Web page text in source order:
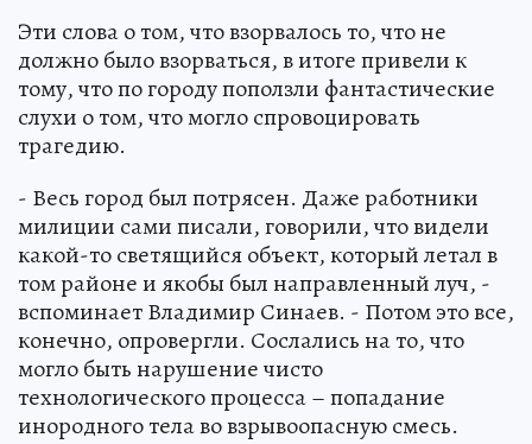
Эти слова о том, что взорвалось то, что не
должно было взорваться, в итоге привели к
тому, что по городу поползли фантастические
слухи о том, что могло спровоцировать
трагедию.
- Весь город был потрясен. Даже работники
милиции сами писали, говорили, что видели
какой-то светящийся объект, который летал в
том районе и якобы был направленный луч, -
вспоминает Владимир Синаев. - Потом это все,
конечно, опровергли. Сослались на то, что
могло быть нарушение чисто
технологического процесса – попадание
инородного тела во взрывоопасную смесь.